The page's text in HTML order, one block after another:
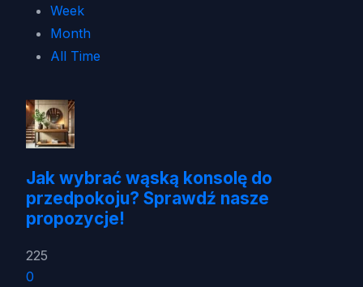
Week
Month
All Time
Jak wybrać wąską konsolę do
przedpokoju? Sprawdź nasze
propozycje!
225
0